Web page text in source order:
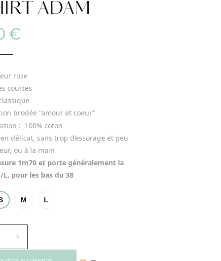
ADAM
€
rose
courtes
brodée "amour et coeur"
: 100% coton
délicat, sans trop d’essorage et peu
ou à la main
1m70 et porte généralement la
pour les bas du 38
M L